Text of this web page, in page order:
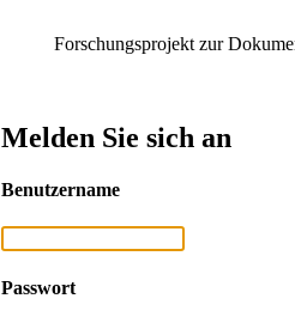
Forschungsprojekt zur
Melden Sie sich an
Benutzername
Passwort